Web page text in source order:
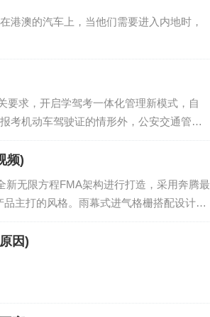
的汽车上，当他们需要进入内地时，
要求，开启学驾考一体化管理新模式，自
考机动车驾驶证的情形外，公安交通管理
员在考试前必须完…
频)
新无限方程FMA架构进行打造，采用奔腾最
主打的风格。雨幕式进气格栅搭配设计为
，进一步…
因)